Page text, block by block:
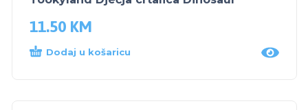
11.50 KM
Dodaj u košaricu